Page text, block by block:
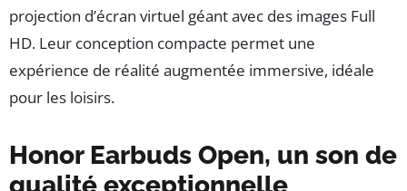
projection d’écran virtuel géant avec des images Full
HD. Leur conception compacte permet une
expérience de réalité augmentée immersive, idéale
pour les loisirs.
Honor Earbuds Open, un son de
qualité exceptionnelle